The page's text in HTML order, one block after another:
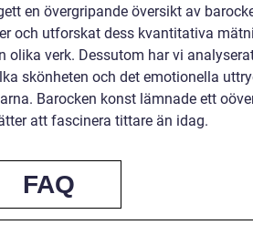
en övergripande översikt av
och utforskat dess kvantitativa
verk. Dessutom har vi
skönheten och det emotionella
Barocken konst lämnade ett
att fascinera tittare än idag.
FAQ